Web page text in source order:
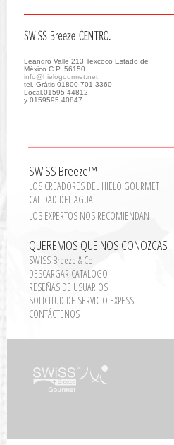
Leandro Valle 213 Texcoco Estado de
México.C.P. 56150
info@hielogourmet.net
tel. Grátis 01800 701 3360
Local.01595 44812,
y 0159595 40847